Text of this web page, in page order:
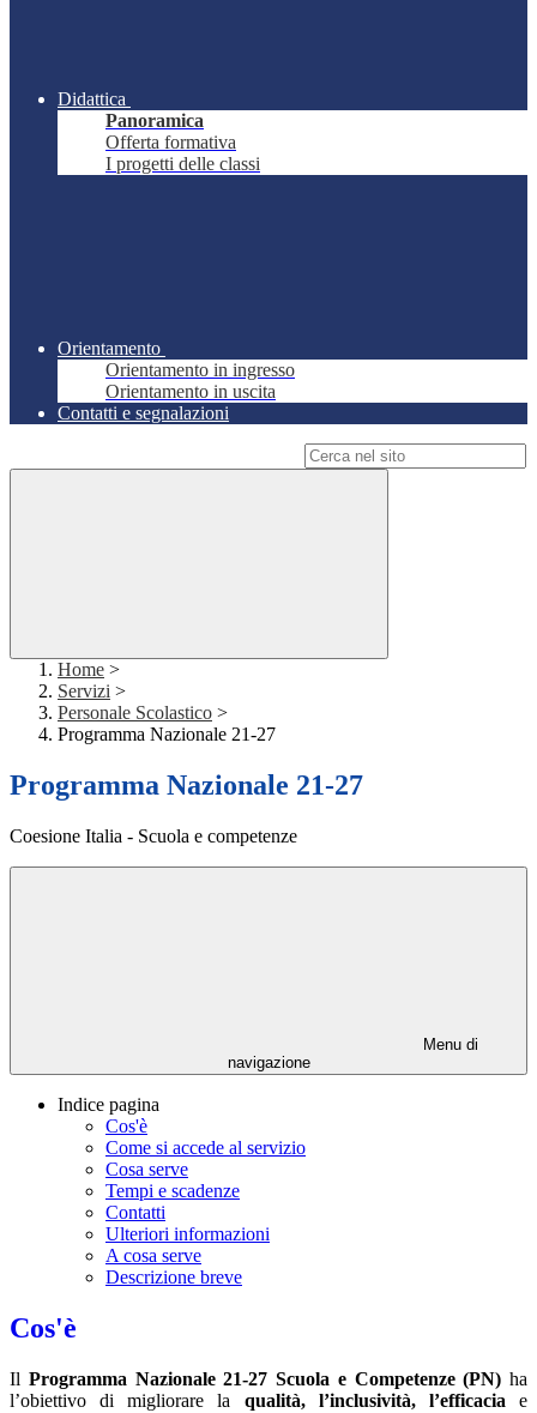
Didattica
Panoramica
Offerta formativa
I progetti delle classi
Orientamento
Orientamento in ingresso
Orientamento in uscita
Contatti e segnalazioni
Home >
Servizi >
Personale Scolastico >
Programma Nazionale 21-27
Programma Nazionale 21-27
Coesione Italia - Scuola e competenze
Menu di
navigazione
Indice pagina
Cos'è
Come si accede al servizio
Cosa serve
Tempi e scadenze
Contatti
Ulteriori informazioni
A cosa serve
Descrizione breve
Cos'è
Il Programma Nazionale 21-27 Scuola e Competenze (PN) ha
l’obiettivo di migliorare la qualità, l’inclusività, l’efficacia e